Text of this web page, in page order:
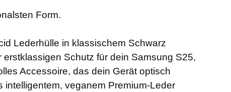
Form.
Lederhülle in klassischem Schwarz
erstklassigen Schutz für dein Samsung S25,
Accessoire, das dein Gerät optisch
intelligentem, veganem Premium-Leder